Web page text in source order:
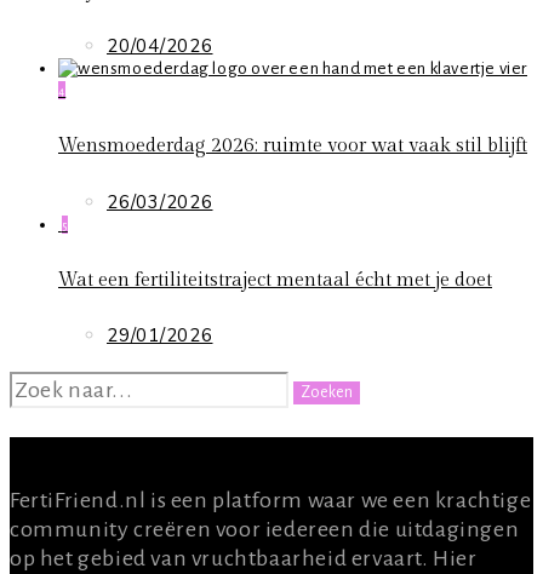
20/04/2026
4
Wensmoederdag 2026: ruimte voor wat vaak stil blijft
26/03/2026
5
Wat een fertiliteitstraject mentaal écht met je doet
29/01/2026
ZOEKEN
NAAR:
FertiFriend.nl is een platform waar we een krachtige
community creëren voor iedereen die uitdagingen
op het gebied van vruchtbaarheid ervaart. Hier